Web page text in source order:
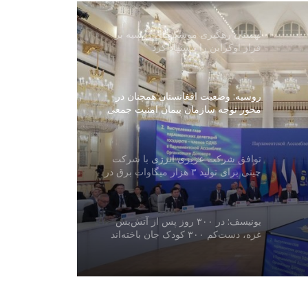
لهستان رهگیری موشک‌های روسیه بر
فراز اوکراین را پیشنهاد کرد
روسیه: وضعیت افغانستان همچنان در
محور توجه سازمان پیمان امنیت جمعی
قرار دارد
توافق شرکت عزیزی انرژی با شرکت
چینی برای تولید ۳ هزار میگاوات برق در
افغانستان
یونیسف: در ۳۰۰ روز پس از آتش‌بس
غزه، دست‌کم ۳۰۰ کودک جان باخته‌اند